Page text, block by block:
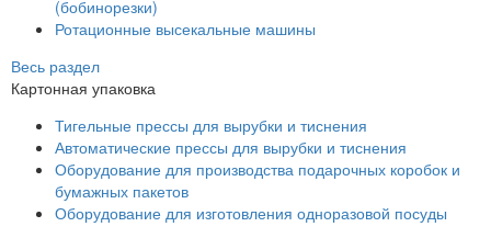
(бобинорезки)
Ротационные высекальные машины
Весь раздел
Картонная упаковка
Тигельные прессы для вырубки и тиснения
Автоматические прессы для вырубки и тиснения
Оборудование для производства подарочных коробок и
бумажных пакетов
Оборудование для изготовления одноразовой посуды